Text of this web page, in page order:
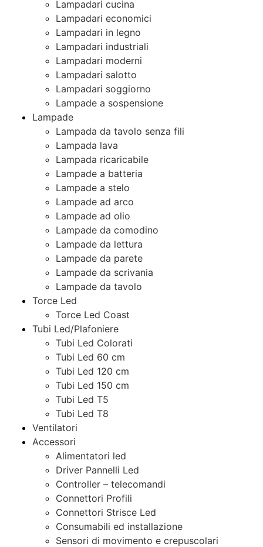
Lampadari cucina
Lampadari economici
Lampadari in legno
Lampadari industriali
Lampadari moderni
Lampadari salotto
Lampadari soggiorno
Lampade a sospensione
Lampade
Lampada da tavolo senza fili
Lampada lava
Lampada ricaricabile
Lampade a batteria
Lampade a stelo
Lampade ad arco
Lampade ad olio
Lampade da comodino
Lampade da lettura
Lampade da parete
Lampade da scrivania
Lampade da tavolo
Torce Led
Torce Led Coast
Tubi Led/Plafoniere
Tubi Led Colorati
Tubi Led 60 cm
Tubi Led 120 cm
Tubi Led 150 cm
Tubi Led T5
Tubi Led T8
Ventilatori
Accessori
Alimentatori led
Driver Pannelli Led
Controller – telecomandi
Connettori Profili
Connettori Strisce Led
Consumabili ed installazione
Sensori di movimento e crepuscolari